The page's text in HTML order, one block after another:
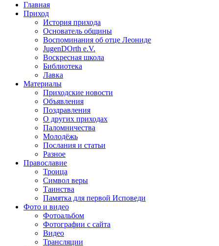
Главная
Приход
История прихода
Основатель общины
Воспоминания об отце Леониде
JugenDOrth e.V.
Воскресная школа
Библиотека
Лавка
Материалы
Приходские новости
Объявления
Поздравления
О других приходах
Паломничества
Молодёжь
Послания и статьи
Разное
Православие
Троица
Символ веры
Таинства
Памятка для первой Исповеди
Фото и видео
Фотоальбом
Фотографии с сайта
Видео
Трансляции